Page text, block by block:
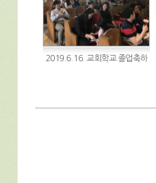
2019.6.16. 교회학교 졸업축하